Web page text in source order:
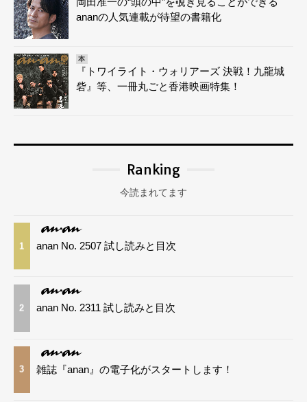
ananの人気連載が待望の書籍化
本
『トワイライト・ウォリアーズ 決戦！九龍城
砦』等、一冊丸ごと香港映画特集！
Ranking
今読まれてます
1 anan No. 2507 試し読みと目次
2 anan No. 2311 試し読みと目次
3 雑誌『anan』の電子化がスタートします！